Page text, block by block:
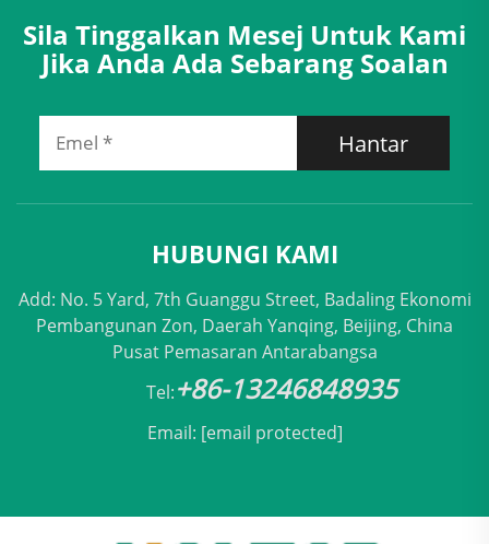
Sila Tinggalkan Mesej Untuk Kami
Jika Anda Ada Sebarang Soalan
Hantar
HUBUNGI KAMI
Add: No. 5 Yard, 7th Guanggu Street, Badaling Ekonomi
Pembangunan Zon, Daerah Yanqing, Beijing, China
Pusat Pemasaran Antarabangsa
Tel:+86-13246848935
Email: [email protected]